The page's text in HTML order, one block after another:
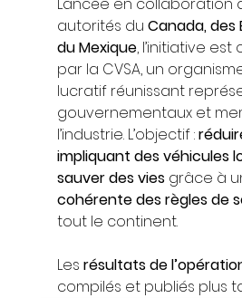
autorités du Canada, des
du Mexique, l’initiative
par la CVSA, un
lucratif réunissant
gouvernementaux et
l’industrie. L’objectif :
impliquant des véhicules
sauver des vies grâce à
cohérente des règles de
tout le continent.
Les résultats de
compilés et publiés plus